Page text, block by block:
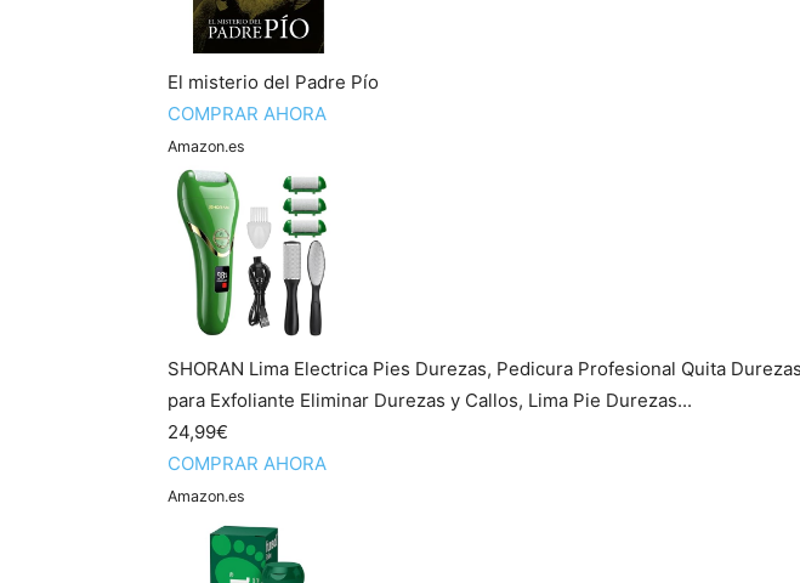
El misterio del Padre Pío
COMPRAR AHORA
Amazon.es
SHORAN Lima Electrica Pies Durezas, Pedicura Profesional Quita
para Exfoliante Eliminar Durezas y Callos, Lima Pie Durezas...
24,99€
COMPRAR AHORA
Amazon.es